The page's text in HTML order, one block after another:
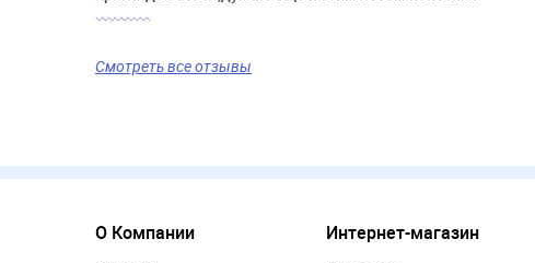
Смотреть все отзывы
О Компании Интернет-магазин